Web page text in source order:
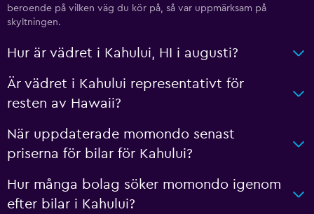
beroende på vilken väg du kör på, så var uppmärksam på
skyltningen.
Hur är vädret i Kahului, HI i augusti?
Är vädret i Kahului representativt för
resten av Hawaii?
När uppdaterade momondo senast
priserna för bilar för Kahului?
Hur många bolag söker momondo igenom
efter bilar i Kahului?